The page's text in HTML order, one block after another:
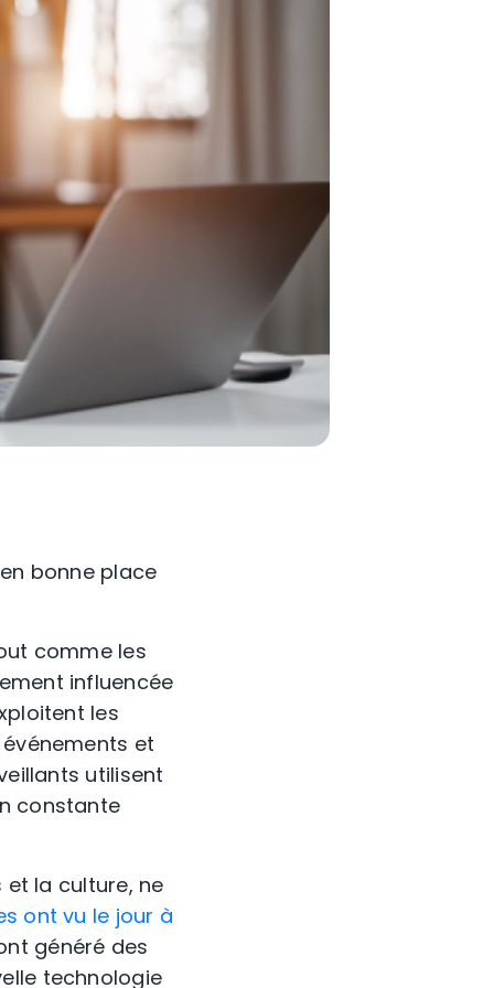
bonne place
comme les
influencée
les
et
utilisent
constante
et la culture, ne
ont vu le jour à
généré des
technologie